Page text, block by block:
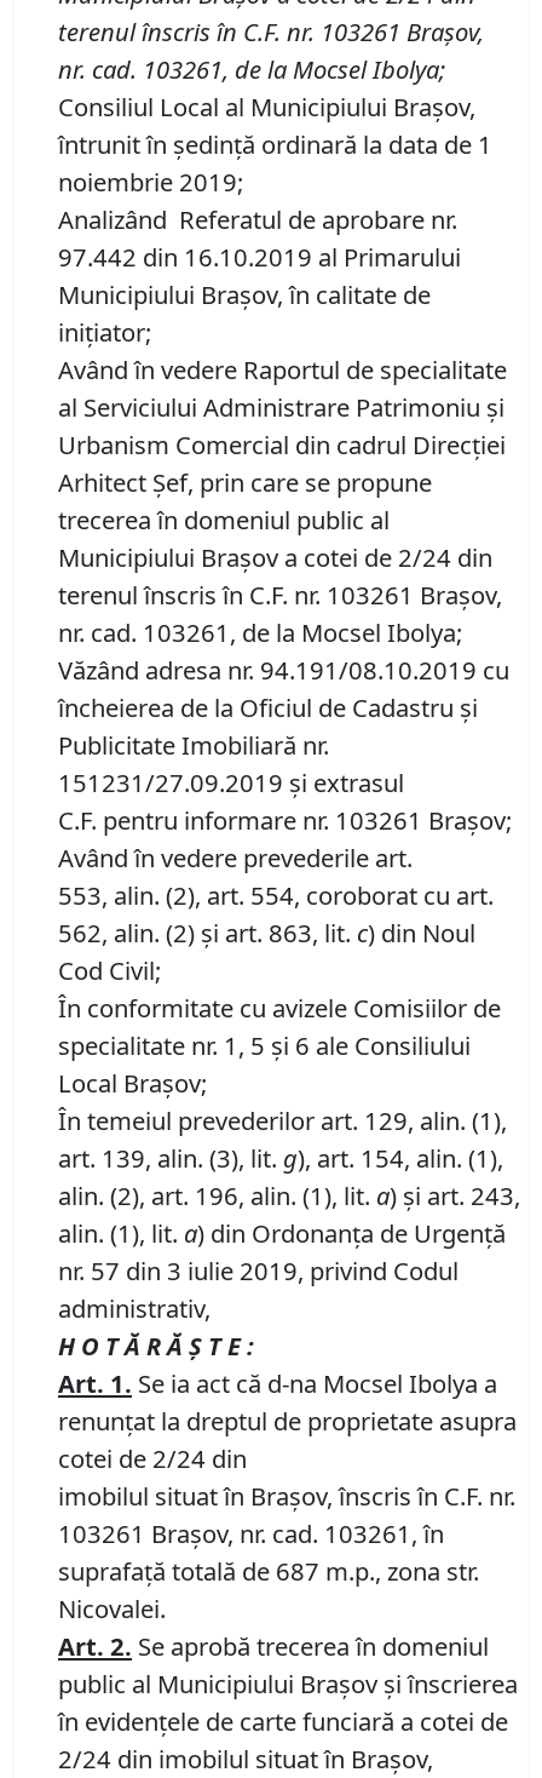
terenul înscris în C.F. nr. 103261 Brașov,
nr. cad. 103261, de la Mocsel Ibolya;
Consiliul Local al Municipiului Brașov,
întrunit în ședință ordinară la data de 1
noiembrie 2019;
Analizând Referatul de aprobare nr.
97.442 din 16.10.2019 al Primarului
Municipiului Brașov, în calitate de
inițiator;
Având în vedere Raportul de specialitate
al Serviciului Administrare Patrimoniu şi
Urbanism Comercial din cadrul Direcției
Arhitect Șef, prin care se propune
trecerea în domeniul public al
Municipiului Braşov a cotei de 2/24 din
terenul înscris în C.F. nr. 103261 Brașov,
nr. cad. 103261, de la Mocsel Ibolya;
Văzând adresa nr. 94.191/08.10.2019 cu
încheierea de la Oficiul de Cadastru și
Publicitate Imobiliară nr.
151231/27.09.2019 și extrasul
C.F. pentru informare nr. 103261 Brașov;
Având în vedere prevederile art.
553, alin. (2), art. 554, coroborat cu art.
562, alin. (2) și art. 863, lit. c) din Noul
Cod Civil;
În conformitate cu avizele Comisiilor de
specialitate nr. 1, 5 și 6 ale Consiliului
Local Brașov;
În temeiul prevederilor art. 129, alin. (1),
art. 139, alin. (3), lit. g), art. 154, alin. (1),
alin. (2), art. 196, alin. (1), lit. a) și art. 243,
alin. (1), lit. a) din Ordonanța de Urgență
nr. 57 din 3 iulie 2019, privind Codul
administrativ,
H O T Ă RĂ Ş T E :
Art. 1. Se ia act că d-na Mocsel Ibolya a
renunțat la dreptul de proprietate asupra
cotei de 2/24 din
imobilul situat în Braşov, înscris în C.F. nr.
103261 Brașov, nr. cad. 103261, în
suprafață totală de 687 m.p., zona str.
Nicovalei.
Art. 2. Se aprobă trecerea în domeniul
public al Municipiului Braşov şi înscrierea
în evidenţele de carte funciară a cotei de
2/24 din imobilul situat în Braşov,